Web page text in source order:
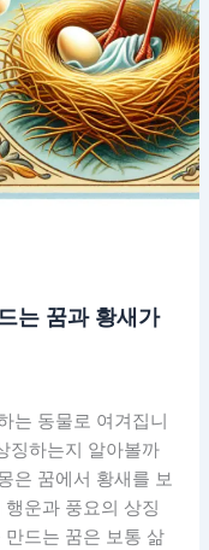
는 꿈과 황새가
는 동물로 여겨집니
징하는지 알아볼까
은 꿈에서 황새를 보
운과 풍요의 상징
드는 꿈은 보통 삶